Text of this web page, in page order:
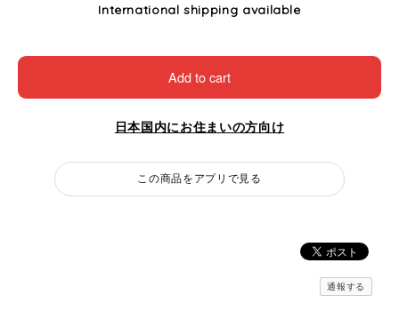
International shipping available
Add to cart
日本国内にお住まいの方向け
この商品をアプリで見る
通報する